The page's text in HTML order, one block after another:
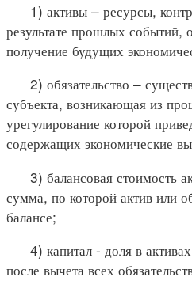
1) активы – ресурсы,
результате прошлых событий,
получение будущих
2) обязательство –
субъекта, возникающая из
урегулирование которой
содержащих экономические
3) балансовая стоимость
сумма, по которой актив или
балансе;
4) капитал - доля в
после вычета всех